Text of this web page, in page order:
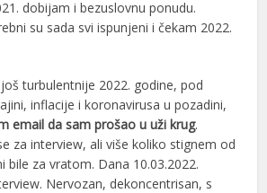
dobijam i bezuslovnu ponudu.
su sada svi ispunjeni i čekam 2022.
turbulentnije 2022. godine, pod
inflacije i koronavirusa u pozadini,
email da sam prošao u uži krug.
za interview, ali više koliko stignem od
bile za vratom. Dana 10.03.2022.
Nervozan, dekoncentrisan, s